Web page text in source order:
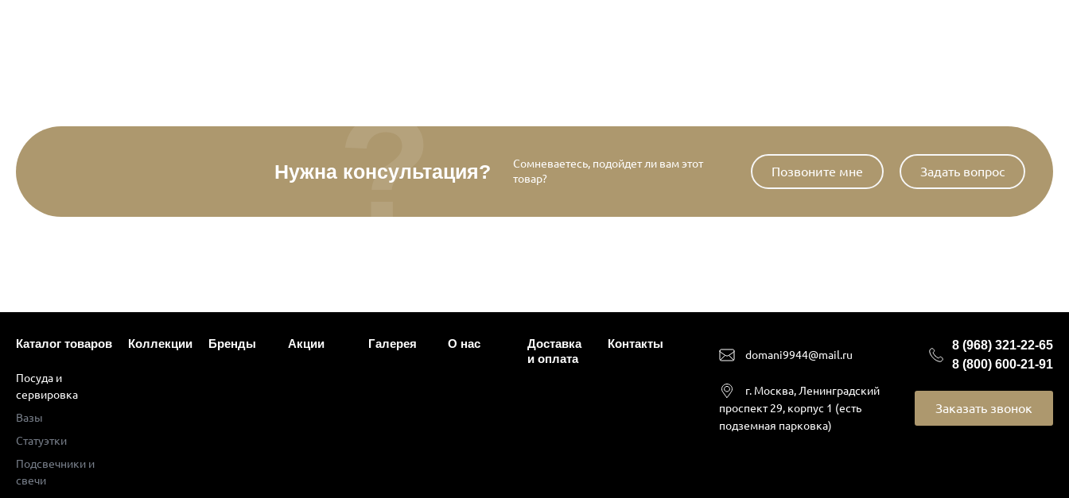
Нужна консультация?
Сомневаетесь, подойдет ли вам этот
товар?
Позвоните мне Задать вопрос
Каталог товаров
Посуда и
сервировка
Вазы
Статуэтки
Подсвечники и
свечи
Коллекции Бренды Акции Галерея О нас
Доставка
и оплата
Контакты
domani9944@mail.ru
8 (968) 321-22-65
8 (800) 600-21-91
г. Москва, Ленинградский
проспект 29, корпус 1 (есть
подземная парковка)
Заказать звонок